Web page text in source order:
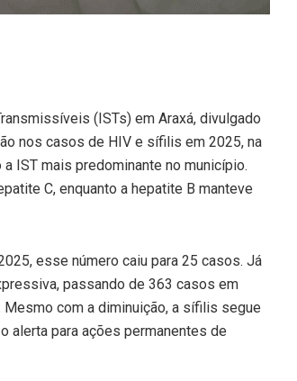
(ISTs) em Araxá, divulgado
nos casos de HIV e sífilis em 2025, na
IST mais predominante no município.
C, enquanto a hepatite B manteve
esse número caiu para 25 casos. Já
passando de 363 casos em
Mesmo com a diminuição, a sífilis segue
alerta para ações permanentes de